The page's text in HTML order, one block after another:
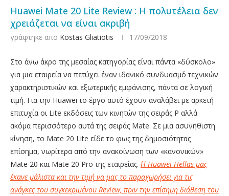
Huawei Mate 20 Lite Review : Η πολυτέλεια δεν
χρειάζεται να είναι ακριβή
γράφτηκε απο Kostas Gliatiotis 17/09/2018
Στο άνω άκρο της μεσαίας κατηγορίας είναι πάντα «δύσκολο»
για μια εταιρεία να πετύχει έναν ιδανικό συνδυασμό τεχνικών
χαρακτηριστικών και εξωτερικής εμφάνισης, πάντα σε λογική
τιμή. Για την Huawei το έργο αυτό έχουν αναλάβει με αρκετή
επιτυχία οι Lite εκδόσεις των κινητών της σειράς P αλλά
ακόμα περισσότερο αυτά της σειράς Mate. Σε μια ασυνήθιστη
κίνηση, το Mate 20 Lite είδε το φως της δημοσιότητας
επίσημα, νωρίτερα από την ανακοίνωση των «κανονικών»
Mate 20 και Mate 20 Pro της εταιρείας. Η Huawei Hellas μας
έκανε μάλιστα και την τιμή να μας το παραχωρήσει για τις
ανάγκες του συγκεκριμένου Review, πριν την επίσημη διάθεση του